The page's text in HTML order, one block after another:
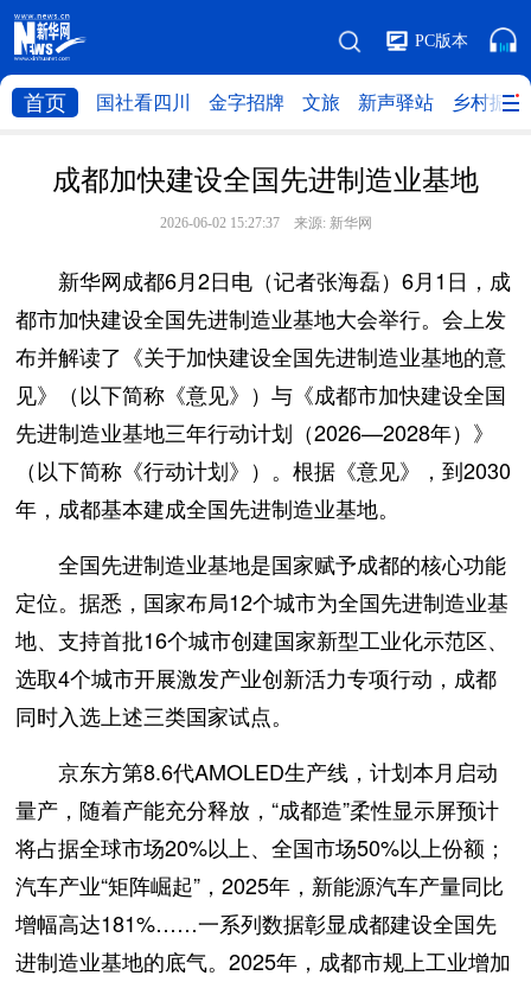
PC版本
首页 国社看四川 金字招牌 文旅 新声驿站 乡村振兴
成都加快建设全国先进制造业基地
2026-06-02 15:27:37 来源: 新华网
新华网成都6月2日电（记者张海磊）6月1日，成
都市加快建设全国先进制造业基地大会举行。会上发
布并解读了《关于加快建设全国先进制造业基地的意
见》（以下简称《意见》）与《成都市加快建设全国
先进制造业基地三年行动计划（2026—2028年）》
（以下简称《行动计划》）。根据《意见》，到2030
年，成都基本建成全国先进制造业基地。
全国先进制造业基地是国家赋予成都的核心功能
定位。据悉，国家布局12个城市为全国先进制造业基
地、支持首批16个城市创建国家新型工业化示范区、
选取4个城市开展激发产业创新活力专项行动，成都
同时入选上述三类国家试点。
京东方第8.6代AMOLED生产线，计划本月启动
量产，随着产能充分释放，“成都造”柔性显示屏预计
将占据全球市场20%以上、全国市场50%以上份额；
汽车产业“矩阵崛起”，2025年，新能源汽车产量同比
增幅高达181%……一系列数据彰显成都建设全国先
进制造业基地的底气。2025年，成都市规上工业增加